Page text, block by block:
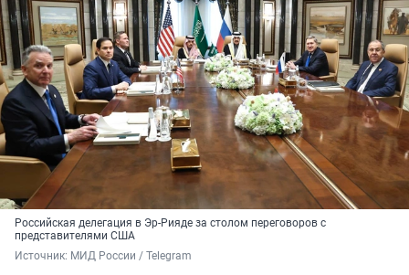
Российская делегация в Эр-Рияде за столом переговоров с
представителями США
Источник: МИД России / Telegram